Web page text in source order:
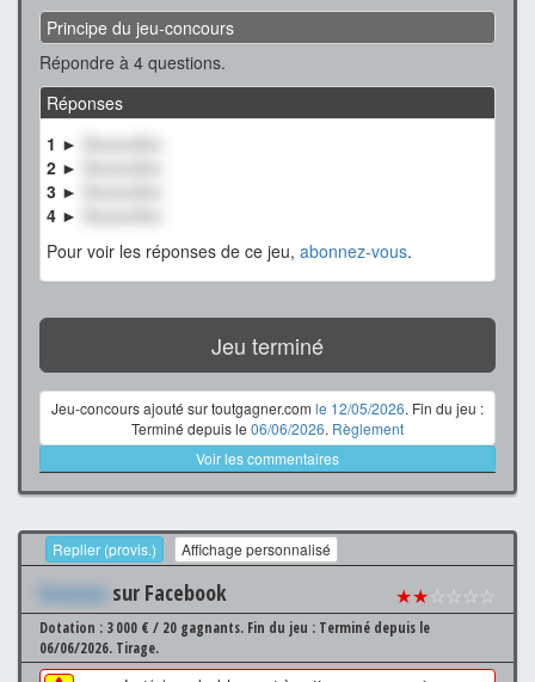
Principe du jeu-concours
Répondre à 4 questions.
Réponses
1 ►
XxxxxxXxx
2 ►
3 ►
4 ►
Pour voir les réponses de ce jeu, abonnez-vous.
Jeu terminé
Jeu-concours ajouté sur toutgagner.com le 12/05/2026. Fin du jeu :
Terminé depuis le 06/06/2026. Règlement
Voir les commentaires
Replier (provis.) Affichage personnalisé
Xxxxxxx sur Facebook ★★☆☆☆☆
Dotation : 3 000 € / 20 gagnants. Fin du jeu : Terminé depuis le
06/06/2026. Tirage.